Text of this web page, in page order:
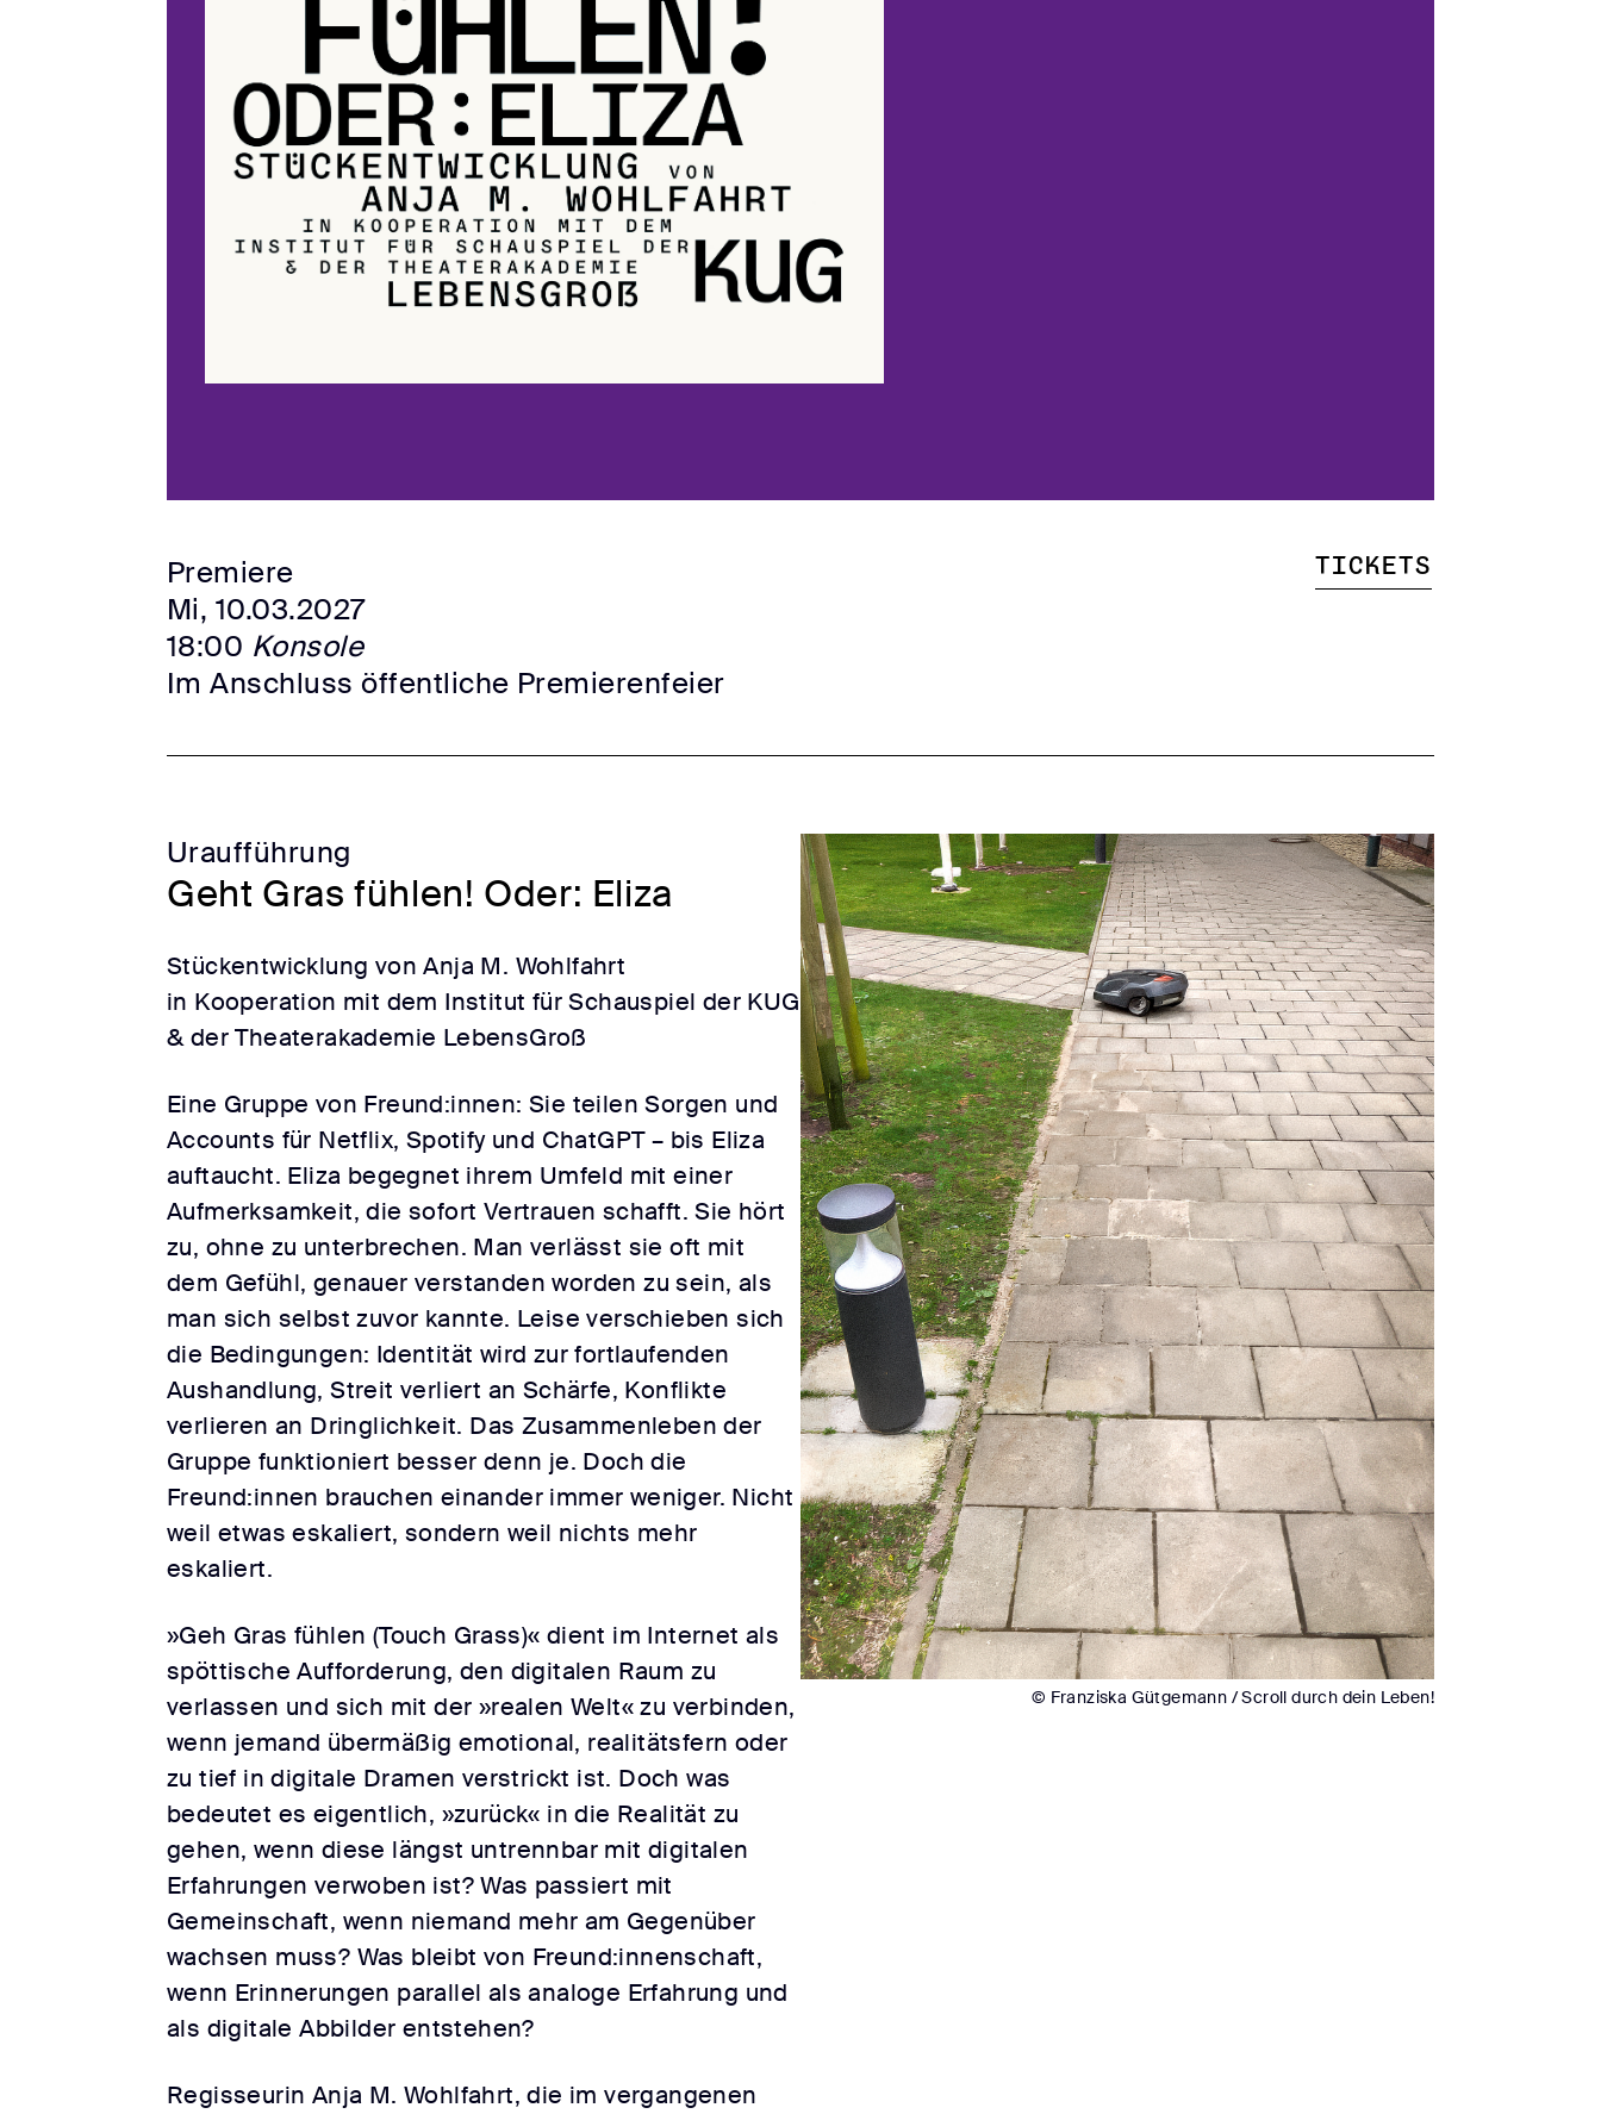
Premiere
Mi, 10.03.2027
18:00 Konsole
Im Anschluss öffentliche Premierenfeier
Tickets
Uraufführung
Geht Gras fühlen! Oder: Eliza
Stückentwicklung von Anja M. Wohlfahrt
in Kooperation mit dem Institut für Schauspiel der KUG
& der Theaterakademie LebensGroß
Eine Gruppe von Freund:innen: Sie teilen Sorgen und
Accounts für Netflix, Spotify und ChatGPT – bis Eliza
auftaucht. Eliza begegnet ihrem Umfeld mit einer
Aufmerksamkeit, die sofort Vertrauen schafft. Sie hört
zu, ohne zu unterbrechen. Man verlässt sie oft mit
dem Gefühl, genauer verstanden worden zu sein, als
man sich selbst zuvor kannte. Leise verschieben sich
die Bedingungen: Identität wird zur fortlaufenden
Aushandlung, Streit verliert an Schärfe, Konflikte
verlieren an Dringlichkeit. Das Zusammenleben der
Gruppe funktioniert besser denn je. Doch die
Freund:innen brauchen einander immer weniger. Nicht
weil etwas eskaliert, sondern weil nichts mehr
eskaliert.
»Geh Gras fühlen (Touch Grass)« dient im Internet als
spöttische Aufforderung, den digitalen Raum zu
verlassen und sich mit der »realen Welt« zu verbinden,
wenn jemand übermäßig emotional, realitätsfern oder
zu tief in digitale Dramen verstrickt ist. Doch was
bedeutet es eigentlich, »zurück« in die Realität zu
gehen, wenn diese längst untrennbar mit digitalen
Erfahrungen verwoben ist? Was passiert mit
Gemeinschaft, wenn niemand mehr am Gegenüber
wachsen muss? Was bleibt von Freund:innenschaft,
wenn Erinnerungen parallel als analoge Erfahrung und
als digitale Abbilder entstehen?
Regisseurin Anja M. Wohlfahrt, die im vergangenen
© Franziska Gütgemann / Scroll durch dein Leben!